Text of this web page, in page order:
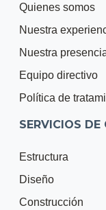
Quienes somos
Nuestra
Nuestra
Equipo directivo
Política de
SERVICIOS DE
Estructura
Diseño
Construcción